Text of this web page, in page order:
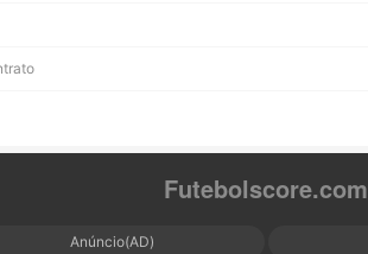
Futebolscore.com
Anúncio(AD)